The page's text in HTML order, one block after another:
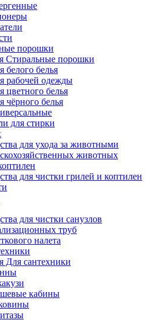
порошки
Стиральные порошки
белого белья
рабочей одежды
цветного белья
чёрного белья
для стирки
для ухода за животными
животных
для чистки грилей и коптилен
для чистки санузлов
труб
налета
Для сантехники
кабины